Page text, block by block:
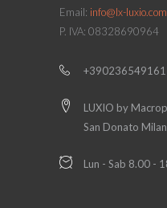
Email: info@lx-luxio.com
P. IVA: 08328690964
+390236549161
LUXIO by
San Donato
Lun - Sab 8.00 -